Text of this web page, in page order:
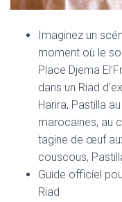
Imaginez un
moment où le
Place Djema
dans un Riad
Harira, Pastilla
marocaines, au
tagine de œuf
couscous,
Guide officiel
Riad